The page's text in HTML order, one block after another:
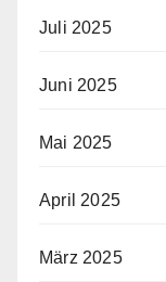
Juli 2025
Juni 2025
Mai 2025
April 2025
März 2025